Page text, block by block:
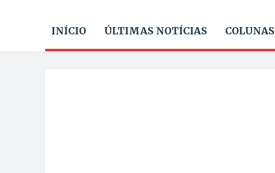
INÍCIO ÚLTIMAS NOTÍCIAS COLUNAS